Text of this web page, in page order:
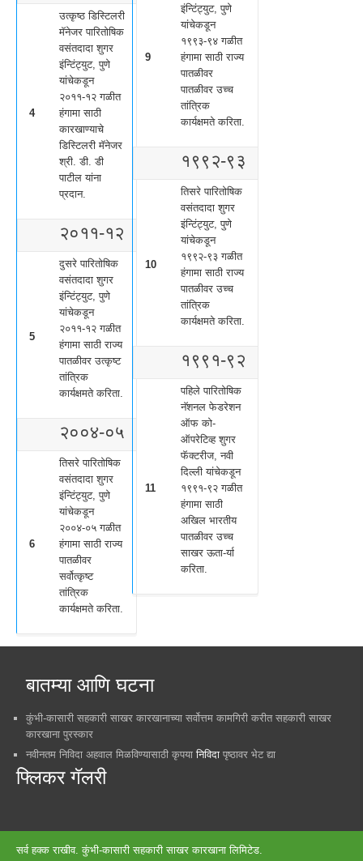
4
उत्कृष्ठ डिस्टिलरी
मॅनेजर पारितोषिक
वसंतदादा शुगर
इंन्टिंट्युट, पुणे
यांचेकडून
२०११-१२ गळीत
हंगामा साठी
कारखाण्याचे
डिस्टिलरी मॅनेजर
श्री. डी. डी
पाटील यांना
प्रदान.
२०११-१२
5
दुसरे पारितोषिक
वसंतदादा शुगर
इंन्टिंट्युट, पुणे
यांचेकडून
२०११-१२ गळीत
हंगामा साठी राज्य
पातळीवर उत्कृष्ट
तांत्रिक
कार्यक्षमते करिता.
२००४-०५
6
तिसरे पारितोषिक
वसंतदादा शुगर
इंन्टिंट्युट, पुणे
यांचेकडून
२००४-०५ गळीत
हंगामा साठी राज्य
पातळीवर
सर्वोत्कृष्ट
तांत्रिक
कार्यक्षमते करिता.
9
इंन्टिंट्युट, पुणे
यांचेकडून
१९९३-९४ गळीत
हंगामा साठी राज्य
पातळीवर
पातळीवर उच्च
तांत्रिक
कार्यक्षमते करिता.
१९९२-९३
10
तिसरे पारितोषिक
वसंतदादा शुगर
इंन्टिंट्युट, पुणे
यांचेकडून
१९९२-९३ गळीत
हंगामा साठी राज्य
पातळीवर उच्च
तांत्रिक
कार्यक्षमते करिता.
१९९१-९२
11
पहिले पारितोषिक
नॅशनल फेडरेशन
ऑफ को-
ऑपरेटिव्ह शुगर
फॅक्टरीज, नवी
दिल्ली यांचेकडून
१९९१-९२ गळीत
हंगामा साठी
अखिल भारतीय
पातळीवर उच्च
साखर ऊता-र्या
करिता.
बातम्या आणि घटना
कुंभी-कासारी सहकारी साखर कारखानाच्या सर्वोत्तम कामगिरी करीत सहकारी साखर
कारखाना पुरस्कार
नवीनतम निविदा अहवाल मिळविण्यासाठी कृपया निविदा पृष्ठावर भेट द्या
फ्लिकर गॅलरी
सर्व हक्क राखीव. कुंभी-कासारी सहकारी साखर कारखाना लिमिटेड.